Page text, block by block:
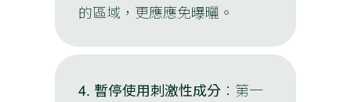
的區域，更應應免曝曬。
4. 暫停使用刺激性成分 ：第一